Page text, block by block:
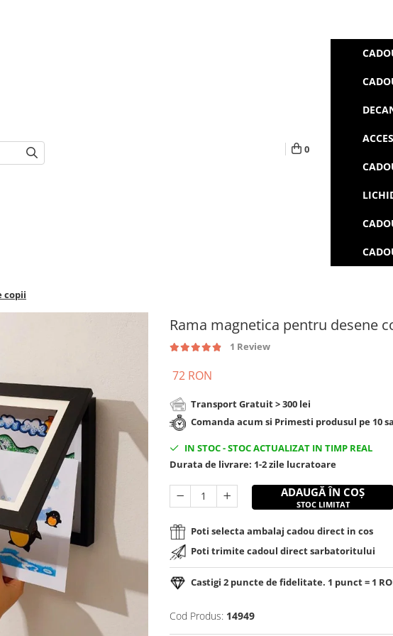
0
copii
Rama magnetica pentru desene
1 Review
72 RON
Transport Gratuit > 300 lei
Comanda acum si Primesti produsul pe 10
IN STOC-STOC ACTUALIZAT IN TIMP REAL
Durata de livrare: 1-2 zile lucratoare
ADAUGĂ ÎN COȘ
STOC LIMITAT
Poti selecta ambalaj cadou direct in cos
Poti trimite cadoul direct sarbatoritului
Castigi 2 puncte de fidelitate. 1 punct = 1
Cod Produs: 14949